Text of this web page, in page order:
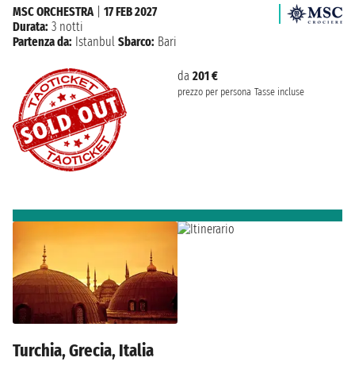
da 201 €
prezzo per persona Tasse incluse
MSC ORCHESTRA
17 FEB 2027
Durata: 3 notti
Partenza da: Istanbul Sbarco: Bari
Turchia, Grecia, Italia